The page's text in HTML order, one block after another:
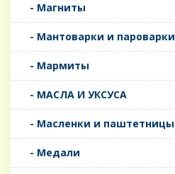
- Магниты
- Мантоварки и пароварки
- Мармиты
- МАСЛА И УКСУСА
- Масленки и паштетницы
- Медали